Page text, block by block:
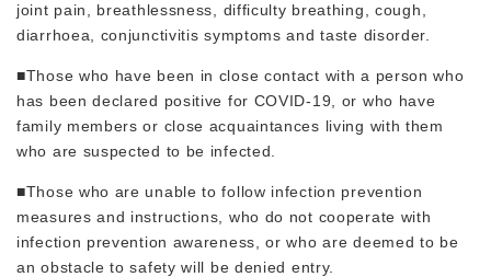
joint pain, breathlessness, difficulty breathing, cough,
diarrhoea, conjunctivitis symptoms and taste disorder.
■Those who have been in close contact with a person who
has been declared positive for COVID‑19, or who have
family members or close acquaintances living with them
who are suspected to be infected.
■Those who are unable to follow infection prevention
measures and instructions, who do not cooperate with
infection prevention awareness, or who are deemed to be
an obstacle to safety will be denied entry.